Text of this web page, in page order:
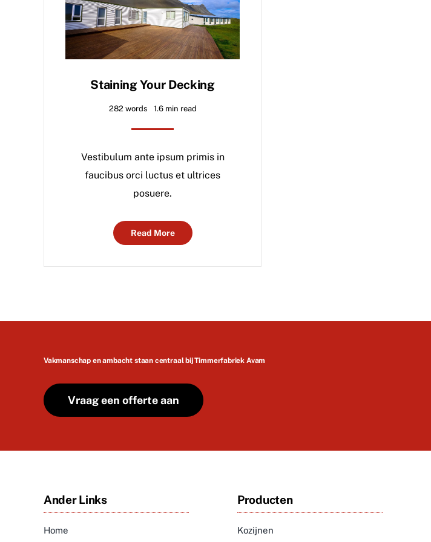
Staining Your Decking
282 words 1.6 min read
Vestibulum ante ipsum primis in
faucibus orci luctus et ultrices
posuere.
Read More
Vakmanschap en ambacht staan centraal bij Timmerfabriek Avam
Vraag een offerte aan
Ander Links
Home
Producten
Kozijnen